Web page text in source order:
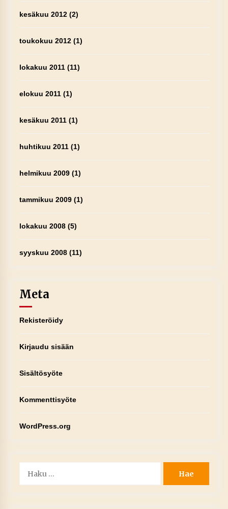
kesäkuu 2012(2)
toukokuu 2012(1)
lokakuu 2011(11)
elokuu 2011(1)
kesäkuu 2011(1)
huhtikuu 2011(1)
helmikuu 2009(1)
tammikuu 2009(1)
lokakuu 2008(5)
syyskuu 2008(11)
Meta
Rekisteröidy
Kirjaudu sisään
Sisältösyöte
Kommenttisyöte
WordPress.org